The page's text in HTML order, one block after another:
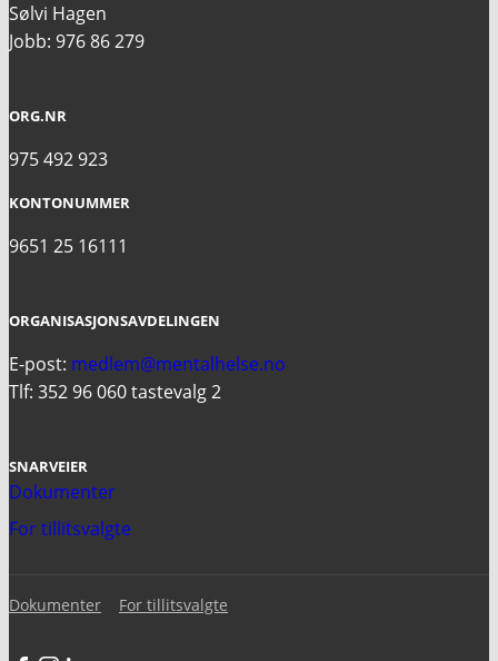
Sølvi Hagen
Jobb: 976 86 279
ORG.NR
975 492 923
KONTONUMMER
9651 25 16111
ORGANISASJONSAVDELINGEN
E-post: medlem@mentalhelse.no
Tlf: 352 96 060 tastevalg 2
SNARVEIER
Dokumenter
For tillitsvalgte
Dokumenter For tillitsvalgte